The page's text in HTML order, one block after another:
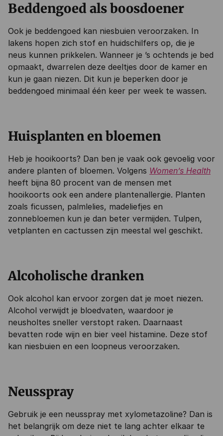
Beddengoed als boosdoener
Ook je beddengoed kan niesbuien veroorzaken. In
lakens hopen zich stof en huidschilfers op, die je
neus kunnen prikkelen. Wanneer je ’s ochtends je bed
opmaakt, dwarrelen deze deeltjes door de kamer en
kun je gaan niezen. Dit kun je beperken door je
beddengoed minimaal één keer per week te wassen.
Huisplanten en bloemen
Heb je hooikoorts? Dan ben je vaak ook gevoelig voor
andere planten of bloemen. Volgens Women’s Health
heeft bijna 80 procent van de mensen met
hooikoorts ook een andere plantenallergie. Planten
zoals ficussen, palmlelies, madeliefjes en
zonnebloemen kun je dan beter vermijden. Tulpen,
vetplanten en cactussen zijn meestal wel geschikt.
Alcoholische dranken
Ook alcohol kan ervoor zorgen dat je moet niezen.
Alcohol verwijdt je bloedvaten, waardoor je
neusholtes sneller verstopt raken. Daarnaast
bevatten rode wijn en bier veel histamine. Deze stof
kan niesbuien en een loopneus veroorzaken.
Neusspray
Gebruik je een neusspray met xylometazoline? Dan is
het belangrijk om deze niet te lang achter elkaar te